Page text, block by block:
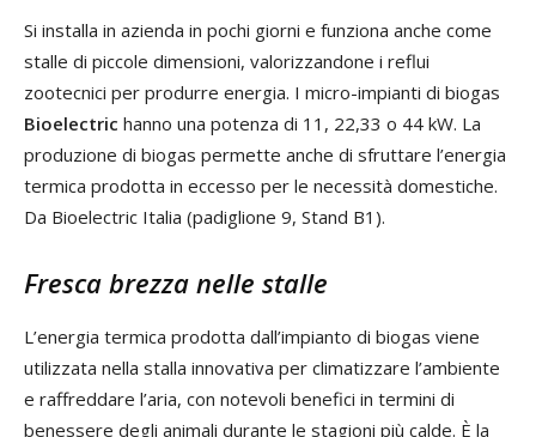
Si installa in azienda in pochi giorni e funziona anche come
stalle di piccole dimensioni, valorizzandone i reflui
zootecnici per produrre energia. I micro-impianti di biogas
Bioelectric hanno una potenza di 11, 22,33 o 44 kW. La
produzione di biogas permette anche di sfruttare l’energia
termica prodotta in eccesso per le necessità domestiche.
Da Bioelectric Italia (padiglione 9, Stand B1).
Fresca brezza nelle stalle
L’energia termica prodotta dall’impianto di biogas viene
utilizzata nella stalla innovativa per climatizzare l’ambiente
e raffreddare l’aria, con notevoli benefici in termini di
benessere degli animali durante le stagioni più calde. È la